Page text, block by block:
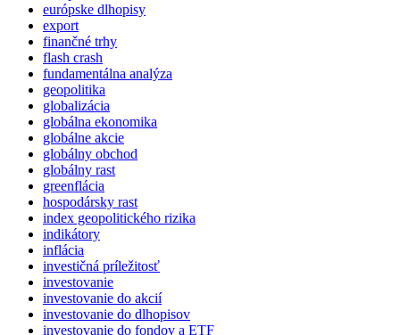
európske dlhopisy
export
finančné trhy
flash crash
fundamentálna analýza
geopolitika
globalizácia
globálna ekonomika
globálne akcie
globálny obchod
globálny rast
greenflácia
hospodársky rast
index geopolitického rizika
indikátory
inflácia
investičná príležitosť
investovanie
investovanie do akcií
investovanie do dlhopisov
investovanie do fondov a ETF